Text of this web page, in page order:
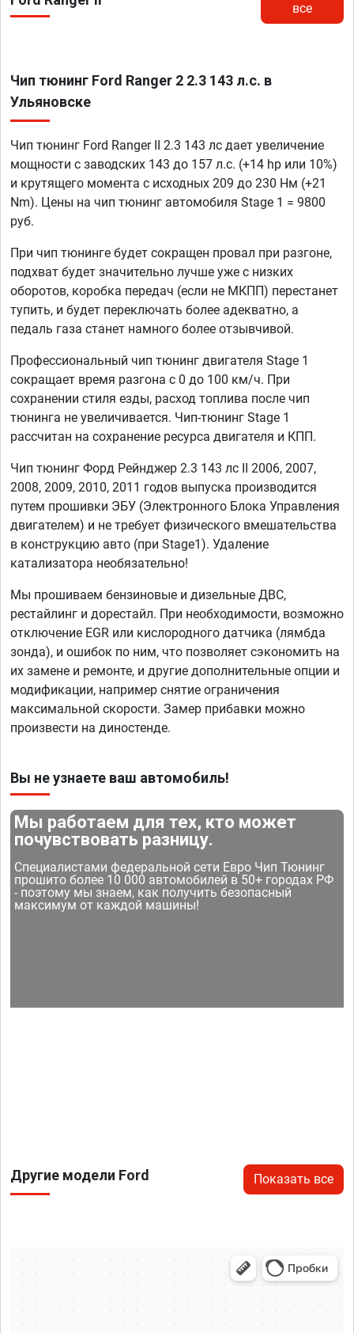
все
Чип тюнинг Ford Ranger 2 2.3 143 л.с. в
Ульяновске
Чип тюнинг Ford Ranger II 2.3 143 лс дает увеличение
мощности с заводских 143 до 157 л.с. (+14 hp или 10%)
и крутящего момента с исходных 209 до 230 Нм (+21
Nm). Цены на чип тюнинг автомобиля Stage 1 = 9800
руб.
При чип тюнинге будет сокращен провал при разгоне,
подхват будет значительно лучше уже с низких
оборотов, коробка передач (если не МКПП) перестанет
тупить, и будет переключать более адекватно, а
педаль газа станет намного более отзывчивой.
Профессиональный чип тюнинг двигателя Stage 1
сокращает время разгона с 0 до 100 км/ч. При
сохранении стиля езды, расход топлива после чип
тюнинга не увеличивается. Чип-тюнинг Stage 1
рассчитан на сохранение ресурса двигателя и КПП.
Чип тюнинг Форд Рейнджер 2.3 143 лс II 2006, 2007,
2008, 2009, 2010, 2011 годов выпуска производится
путем прошивки ЭБУ (Электронного Блока Управления
двигателем) и не требует физического вмешательства
в конструкцию авто (при Stage1). Удаление
катализатора необязательно!
Мы прошиваем бензиновые и дизельные ДВС,
рестайлинг и дорестайл. При необходимости, возможно
отключение EGR или кислородного датчика (лямбда
зонда), и ошибок по ним, что позволяет сэкономить на
их замене и ремонте, и другие дополнительные опции и
модификации, например снятие ограничения
максимальной скорости. Замер прибавки можно
произвести на диностенде.
Вы не узнаете ваш автомобиль!
Мы работаем для тех, кто может
почувствовать разницу.
Специалистами федеральной сети Евро Чип Тюнинг
прошито более 10 000 автомобилей в 50+ городах РФ
- поэтому мы знаем, как получить безопасный
максимум от каждой машины!
Другие модели Ford Показать все